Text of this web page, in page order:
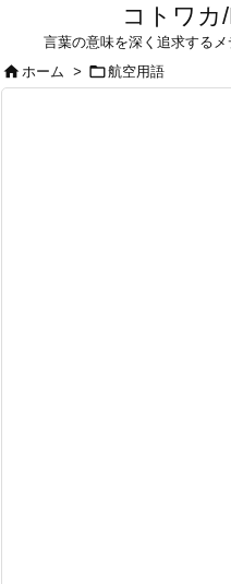
コトワカ
言葉の意味を深く追求する
ホーム > 航空用語